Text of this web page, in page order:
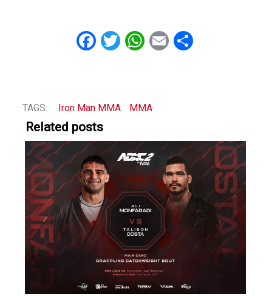
Facebook
Twitter
WhatsApp
EmailShare
TAGS: Iron Man MMA MMA
Related posts